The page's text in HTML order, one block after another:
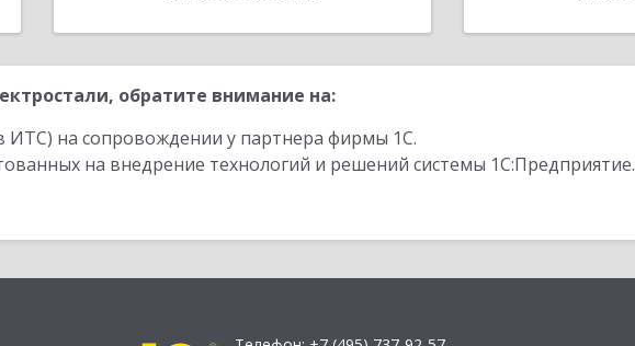
обратите внимание на:
ИТС) на сопровождении у партнера фирмы 1С.
на внедрение технологий и решений системы 1С:Предприятие.